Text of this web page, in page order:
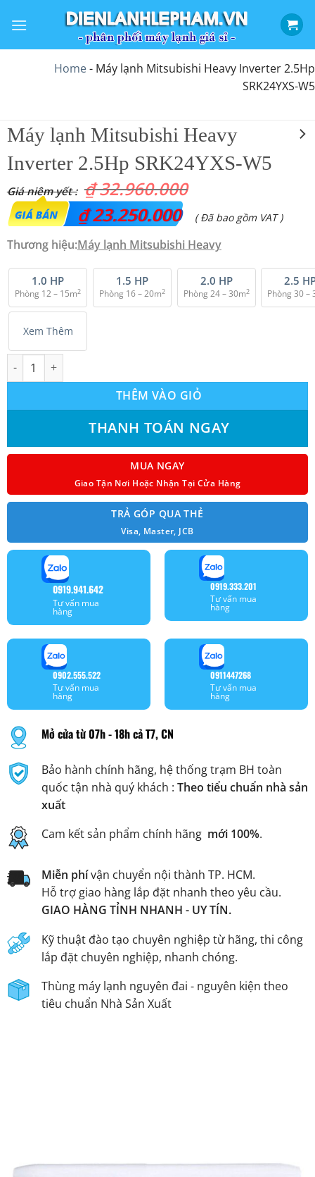
qua
Home- Máy lạnh Mitsubishi Heavy Inverter 2.5Hp
SRK24YXS-W5
Máy lạnh Mitsubishi Heavy
Inverter 2.5Hp SRK24YXS-W5
₫32.960.000
Giá
gốc
₫ 32.960.000.
₫23.250.000
Giá
hiện
là:
₫ 23.250.000.
( Đã bao gồm VAT )
Thương hiệu:Máy lạnh Mitsubishi Heavy
1.0 HP
Phòng 12 – 15m2
1.5 HP
Phòng 16 – 20m2
2.0 HP
Phòng 24 – 30m2
2.5
Phòng 30 –
Xem Thêm
Máy lạnh Mitsubishi Heavy Inverter 2.5Hp SRK24YXS-W5 số
THÊM VÀO GIỎ
THANH TOÁN NGAY
MUA NGAY
Giao Tận Nơi Hoặc Nhận Tại Cửa Hàng
TRẢ GÓP QUA THẺ
Visa, Master, JCB
0919.941.642
Tư vấn mua
hàng
0919.333.201
Tư vấn mua
hàng
0902.555.522
Tư vấn mua
hàng
0911447268
Tư vấn mua
hàng
Mở cửa từ 07h - 18h cả T7, CN
Bảo hành chính hãng, hệ thống trạm BH toàn
quốc tận nhà quý khách : Theo tiểu chuẩn nhà sản
xuất
Cam kết sản phẩm chính hãng mới 100%.
Miễn phívận chuyển nội thành TP. HCM.
Hỗ trợ giao hàng lắp đặt nhanh theo yêu cầu.
GIAO HÀNG TỈNH NHANH - UY TÍN.
Kỹ thuật đào tạo chuyên nghiệp từ hãng, thi công
lắp đặt chuyên nghiệp, nhanh chóng.
Thùng máy lạnh nguyên đai - nguyên kiện theo
tiêu chuẩn Nhà Sản Xuất